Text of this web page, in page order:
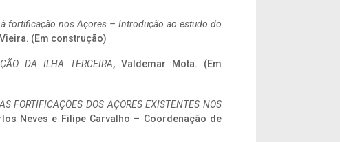
fortificação nos Açores – Introdução ao estudo do
(Em construção)
DA ILHA TERCEIRA, Valdemar Mota. (Em
FORTIFICAÇÕES DOS AÇORES EXISTENTES NOS
Neves e Filipe Carvalho – Coordenação de